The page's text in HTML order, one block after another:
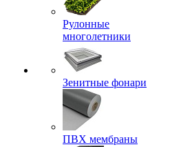
Рулонные
многолетники
Зенитные фонари
ПВХ мембраны